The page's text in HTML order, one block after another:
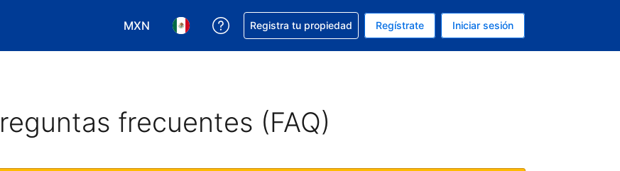
MXN
Elegir tu moneda. Tu moneda actual es Peso mexicano
Elegir el idioma que prefieres. Tu idioma actual es Español (México)
Obtener ayuda con la reservación
Registra tu propiedad Regístrate Iniciar sesión
frecuentes (FAQ)